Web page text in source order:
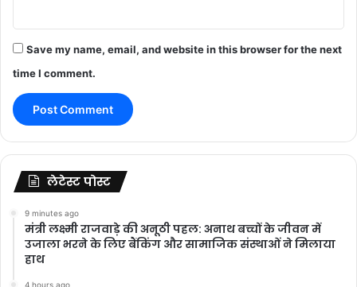
Save my name, email, and website in this browser for the next
time I comment.
लेटेस्ट पोस्ट
9 minutes ago
मंत्री लक्ष्मी राजवाड़े की अनूठी पहल: अनाथ बच्चों के जीवन में
उजाला भरने के लिए बैंकिंग और सामाजिक संस्थाओं ने मिलाया
हाथ
4 hours ago